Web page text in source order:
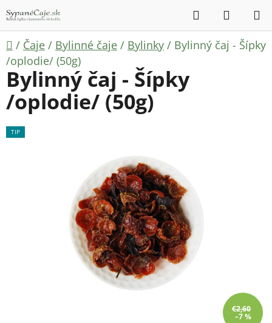
na
obsah
Hľadať
KOŠÍK
Domov
/ Čaje / Bylinné čaje / Bylinky / Bylinný čaj - Šípky
/oplodie/ (50g)
Bylinný čaj - Šípky
/oplodie/ (50g)
TIP
€2,60
–7 %